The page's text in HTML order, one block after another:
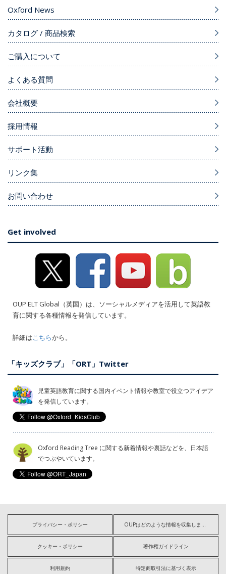
Oxford News
カタログ / 商品検索
ご購入について
よくある質問
会社概要
採用情報
サポート活動
リンク集
お問い合わせ
Get involved
OUP ELT Global（英国）は、ソーシャルメディアを活用して英語教
育に関する各種情報を発信しています。
詳細はこちらから。
「キッズクラブ」「ORT」Twitter
児童英語教育に関する国内イベント情報や教室で役立つアイデア
を発信しています。
Oxford Reading Tree に関する新着情報や裏話などを、日本語
でつぶやいています。
プライバシー・ポリシー
クッキー・ポリシー 著作権ガイドライン
利用規約 特定商取引法に基づく表示